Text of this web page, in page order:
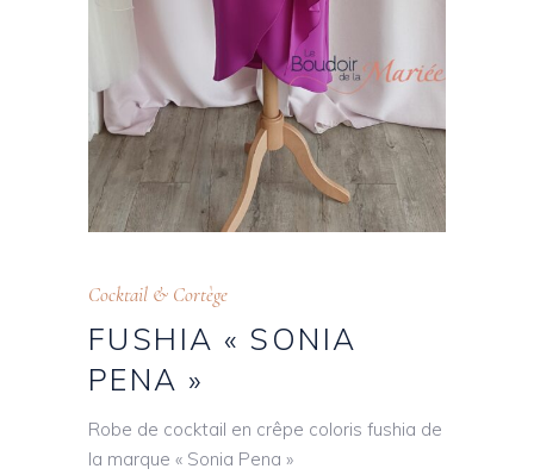
Cocktail & Cortège
FUSHIA « SONIA
PENA »
Robe de cocktail en crêpe coloris fushia de
la marque « Sonia Pena »